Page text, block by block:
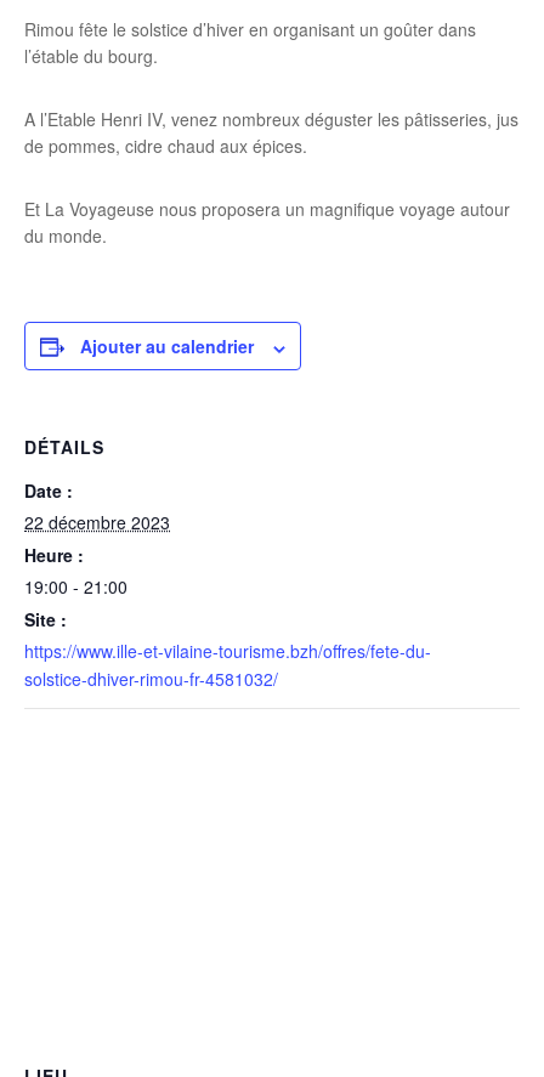
Rimou fête le solstice d’hiver en organisant un goûter dans
l’étable du bourg.
A l’Etable Henri IV, venez nombreux déguster les pâtisseries, jus
de pommes, cidre chaud aux épices.
Et La Voyageuse nous proposera un magnifique voyage autour
du monde.
Ajouter au calendrier
DÉTAILS
Date :
22 décembre 2023
Heure :
19:00 - 21:00
Site :
https://www.ille-et-vilaine-tourisme.bzh/offres/fete-du-
solstice-dhiver-rimou-fr-4581032/